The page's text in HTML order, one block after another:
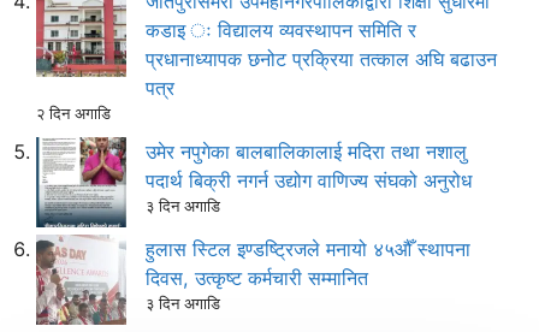
कडाइ ः विद्यालय व्यवस्थापन समिति र
प्रधानाध्यापक छनोट प्रक्रिया तत्काल अघि बढाउन
पत्र
२ दिन अगाडि
उमेर नपुगेका बालबालिकालाई मदिरा तथा नशालु
पदार्थ बिक्री नगर्न उद्योग वाणिज्य संघको अनुरोध
३ दिन अगाडि
हुलास स्टिल इण्डष्ट्रिजले मनायो ४५औँ स्थापना
दिवस, उत्कृष्ट कर्मचारी सम्मानित
३ दिन अगाडि